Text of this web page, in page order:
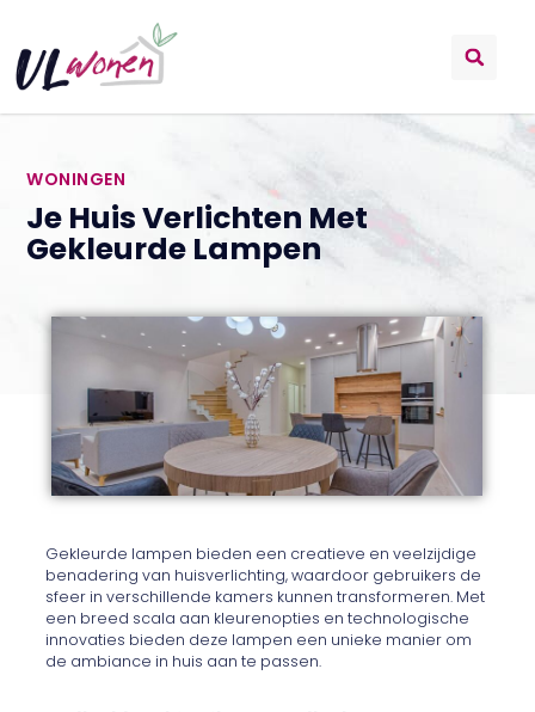
WONINGEN
Je Huis Verlichten Met
Gekleurde Lampen
Gekleurde lampen bieden een creatieve en veelzijdige
benadering van huisverlichting, waardoor gebruikers de
sfeer in verschillende kamers kunnen transformeren. Met
een breed scala aan kleurenopties en technologische
innovaties bieden deze lampen een unieke manier om
de ambiance in huis aan te passen.